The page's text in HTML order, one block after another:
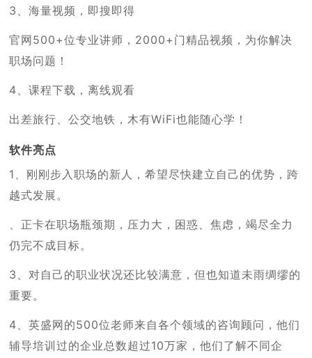
3、海量视频，即搜即得
官网500+位专业讲师，2000+门精品视频，为你解决
职场问题！
4、课程下载，离线观看
出差旅行、公交地铁，木有WiFi也能随心学！
软件亮点
1、刚刚步入职场的新人，希望尽快建立自己的优势，跨
越式发展。
、正卡在职场瓶颈期，压力大，困惑、焦虑，竭尽全力
仍完不成目标。
3、对自己的职业状况还比较满意，但也知道未雨绸缪的
重要。
4、英盛网的500位老师来自各个领域的咨询顾问，他们
辅导培训过的企业总数超过10万家，他们了解不同企